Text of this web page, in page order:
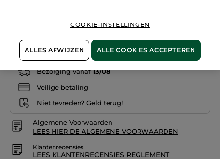
Bezorging vanaf13/08
Veilige betaling
Niet tevreden? Geld terug!
Algemene Voorwaarden
LEES HIER DE ALGEMENE VOORWAARDEN
Klantenrecensies
LEES KLANTENRECENSIES REGLEMENT
COOKIE-INSTELLINGEN
ALLES AFWIJZEN ALLE COOKIES ACCEPTEREN